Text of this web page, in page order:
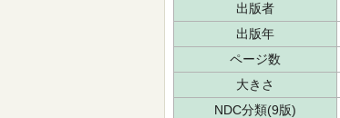
出版者
出版年
ページ数
大きさ
NDC分類(9版)